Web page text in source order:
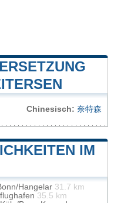
Chinesisch: 奈特森
IM
Hangelar 31.7 km
35.5 km